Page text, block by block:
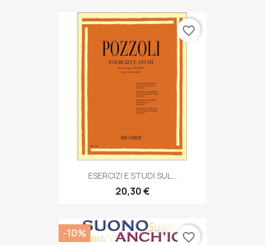
ESERCIZI E STUDI SUL...
20,30 €
favorite_border
-10% favorite_border